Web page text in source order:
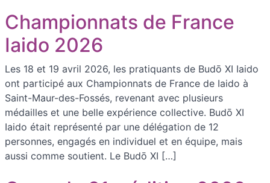
Championnats de France
Iaido 2026
Les 18 et 19 avril 2026, les pratiquants de Budō XI Iaido
ont participé aux Championnats de France de Iaido à
Saint-Maur-des-Fossés, revenant avec plusieurs
médailles et une belle expérience collective. Budō XI
Iaido était représenté par une délégation de 12
personnes, engagés en individuel et en équipe, mais
aussi comme soutient. Le Budō XI […]